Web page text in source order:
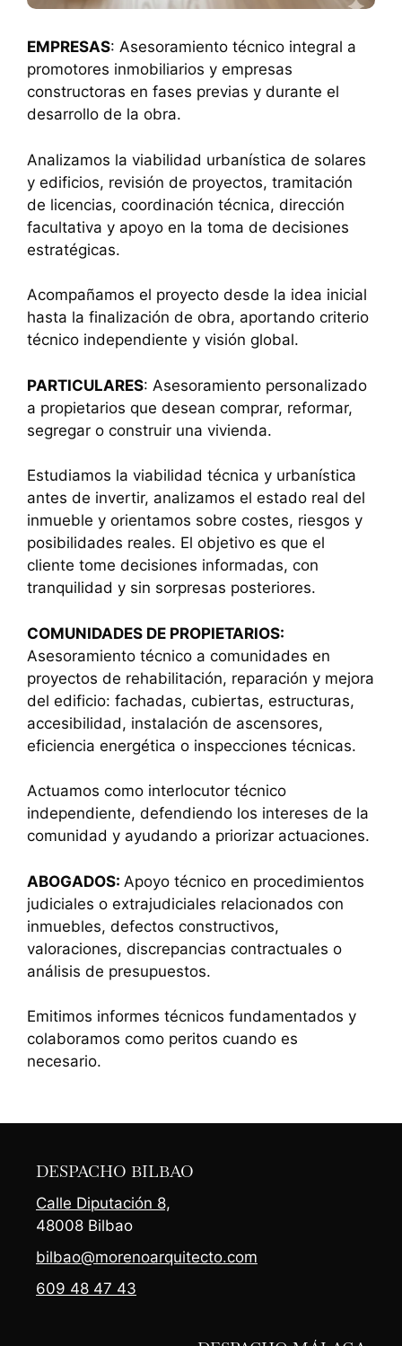
EMPRESAS: Asesoramiento técnico integral a
promotores inmobiliarios y empresas
constructoras en fases previas y durante el
desarrollo de la obra.
Analizamos la viabilidad urbanística de solares
y edificios, revisión de proyectos, tramitación
de licencias, coordinación técnica, dirección
facultativa y apoyo en la toma de decisiones
estratégicas.
Acompañamos el proyecto desde la idea inicial
hasta la finalización de obra, aportando criterio
técnico independiente y visión global.
PARTICULARES: Asesoramiento personalizado
a propietarios que desean comprar, reformar,
segregar o construir una vivienda.
Estudiamos la viabilidad técnica y urbanística
antes de invertir, analizamos el estado real del
inmueble y orientamos sobre costes, riesgos y
posibilidades reales. El objetivo es que el
cliente tome decisiones informadas, con
tranquilidad y sin sorpresas posteriores.
COMUNIDADES DE PROPIETARIOS:
Asesoramiento técnico a comunidades en
proyectos de rehabilitación, reparación y mejora
del edificio: fachadas, cubiertas, estructuras,
accesibilidad, instalación de ascensores,
eficiencia energética o inspecciones técnicas.
Actuamos como interlocutor técnico
independiente, defendiendo los intereses de la
comunidad y ayudando a priorizar actuaciones.
ABOGADOS: Apoyo técnico en procedimientos
judiciales o extrajudiciales relacionados con
inmuebles, defectos constructivos,
valoraciones, discrepancias contractuales o
análisis de presupuestos.
Emitimos informes técnicos fundamentados y
colaboramos como peritos cuando es
necesario.
DESPACHO BILBAO
Calle Diputación 8,
48008 Bilbao
bilbao@morenoarquitecto.com
609 48 47 43